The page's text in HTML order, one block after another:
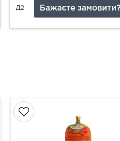
Д2 Бажаєте замовити?